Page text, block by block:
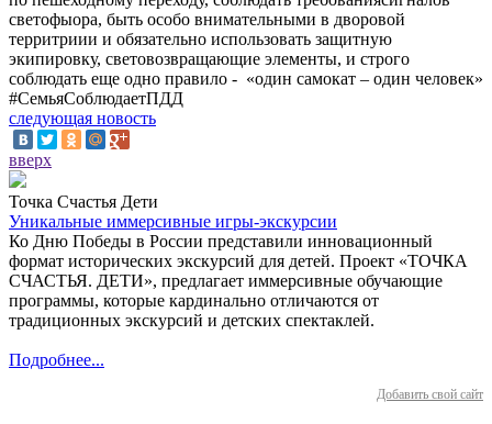
светофыора, быть особо внимательными в дворовой
территриии и обязательно использовать защитную
экипировку, световозвращающие элементы, и строго
соблюдать еще одно правило - «один самокат – один человек»
#СемьяСоблюдаетПДД
следующая новость
вверх
Точка Счастья Дети
Уникальные иммерсивные игры-экскурсии
Ко Дню Победы в России представили инновационный
формат исторических экскурсий для детей. Проект «ТОЧКА
СЧАСТЬЯ. ДЕТИ», предлагает иммерсивные обучающие
программы, которые кардинально отличаются от
традиционных экскурсий и детских спектаклей.
Подробнее...
Добавить свой сайт